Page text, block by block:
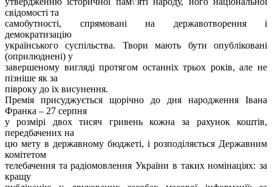
свідомості та
самобутності, спрямовані на державотворення і
демократизацію
українського суспільства. Твори мають бути опубліковані
(оприлюднені) у
завершеному вигляді протягом останніх трьох років, але не
пізніше як за
півроку до їх висунення.
Премія присуджується щорічно до дня народження Івана
Франка – 27 серпня
у розмірі двох тисяч гривень кожна за рахунок коштів,
передбачених на
цю мету в державному бюджеті, і розподіляється Державним
комітетом
телебачення та радіомовлення України в таких номінаціях: за
кращу